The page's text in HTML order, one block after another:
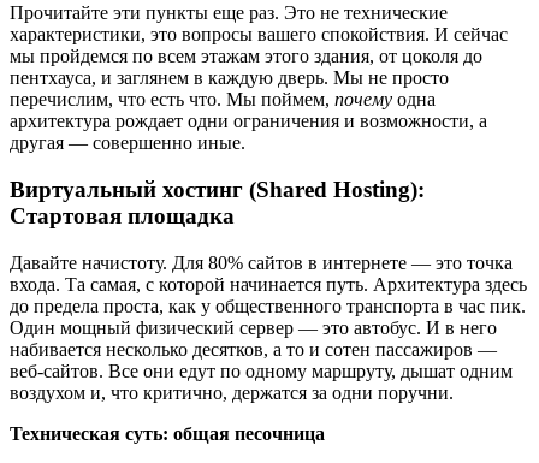
Прочитайте эти пункты еще раз. Это не технические
характеристики, это вопросы вашего спокойствия. И сейчас
мы пройдемся по всем этажам этого здания, от цоколя до
пентхауса, и заглянем в каждую дверь. Мы не просто
перечислим, что есть что. Мы поймем, почему одна
архитектура рождает одни ограничения и возможности, а
другая — совершенно иные.
Виртуальный хостинг (Shared Hosting):
Стартовая площадка
Давайте начистоту. Для 80% сайтов в интернете — это точка
входа. Та самая, с которой начинается путь. Архитектура здесь
до предела проста, как у общественного транспорта в час пик.
Один мощный физический сервер — это автобус. И в него
набивается несколько десятков, а то и сотен пассажиров —
веб-сайтов. Все они едут по одному маршруту, дышат одним
воздухом и, что критично, держатся за одни поручни.
Техническая суть: общая песочница